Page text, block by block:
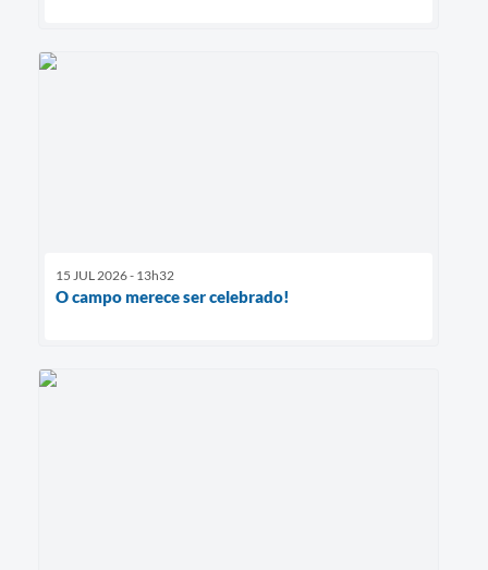
15 JUL 2026 - 13h32
O campo merece ser celebrado!